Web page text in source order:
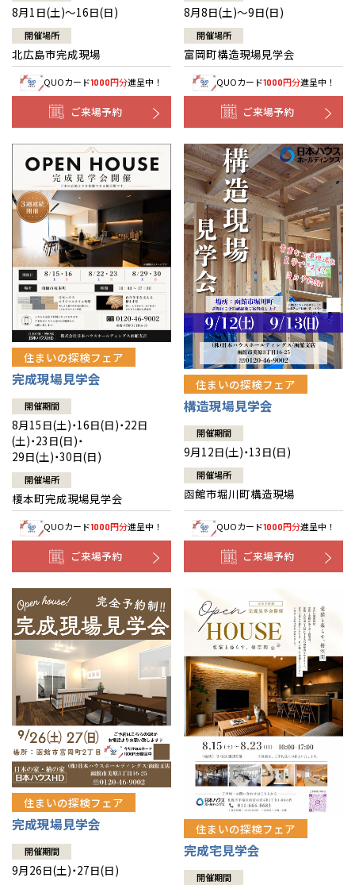
企業理念
会社概要
事業部紹介
IR情報
木材調達指針
グループ会社紹介
CMギャラリー
採用情報
8月1日(土)～16日(日)
開催場所
北広島市完成現場
QUOカード1000円分進呈中！
ご来場予約
8月8日(土)～9日(日)
開催場所
富岡町構造現場見学会
QUOカード1000円分進呈中！
ご来場予約
住まいの探検フェア
完成現場見学会
開催期間
8月15日(土)・16日(日)・22日
(土)・23日(日)・
29日(土)・30日(日)
開催場所
榎本町完成現場見学会
QUOカード1000円分進呈中！
ご来場予約
住まいの探検フェア
構造現場見学会
開催期間
9月12日(土)・13日(日)
開催場所
函館市堀川町構造現場
QUOカード1000円分進呈中！
ご来場予約
住まいの探検フェア
完成現場見学会
開催期間
9月26日(土)・27日(日)
住まいの探検フェア
完成宅見学会
開催期間